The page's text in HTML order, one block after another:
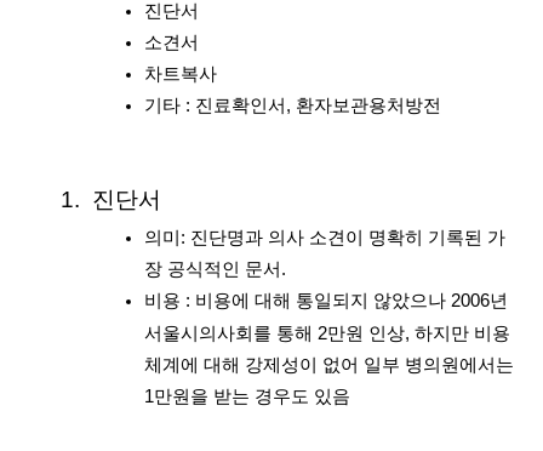
진단서
소견서
차트복사
기타 : 진료확인서, 환자보관용처방전
진단서
의미: 진단명과 의사 소견이 명확히 기록된 가
장 공식적인 문서.
서울시의사회를 통해 2만원 인상, 하지만 비용
체계에 대해 강제성이 없어 일부 병의원에서는
1만원을 받는 경우도 있음